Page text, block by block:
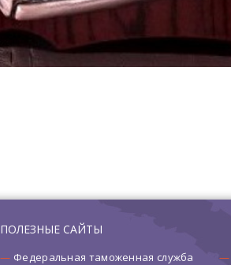
ПОЛЕЗНЫЕ САЙТЫ
Федеральная таможенная служба